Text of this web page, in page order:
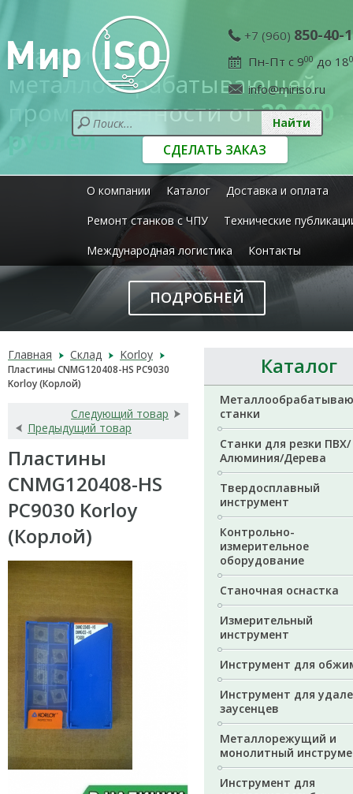
+7 (960) 850-40-
Пн-Пт с 900до 18
info@miriso.ru
СДЕЛАТЬ ЗАКАЗ
О компании Каталог
Доставка и оплата
Ремонт станков с ЧПУ
Технические
Международная логистика
Контакты
Станки для
металлообрабатывающей
промышленности от20 000
рублей
ПОДРОБНЕЙ
Главная Склад Korloy
Пластины CNMG120408-HS PC9030
Korloy (Корлой)
Следующий товар
Предыдущий товар
Пластины
CNMG120408-HS
PC9030 Korloy
(Корлой)
Каталог
станки
Станки для резки ПВХ/
Алюминия/Дерева
Твердосплавный
инструмент
Контрольно-
измерительное
оборудование
Станочная оснастка
Измерительный
инструмент
Инструмент для
Инструмент для
заусенцев
Металлорежущий и
монолитный
Инструмент для